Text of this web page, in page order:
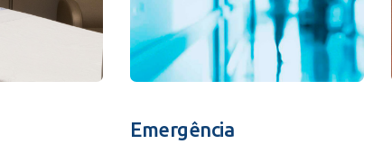
Emergência